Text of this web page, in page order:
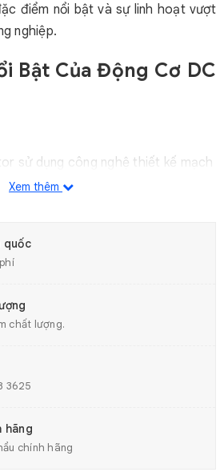
điểm nổi bật và sự linh hoạt vượt
nghiệp.
Bật Của Động Cơ DC
sử dụng công nghệ thiết kế mạch
mô-men xoắn, đảm bảo sức
được nâng tầm nhờ vào việc sử
khẩu cao cấp, đảm bảo độ ổn
thời gian dài mà không gặp phải sự
Xem thêm
quốc
chất lượng.
3625
hãng
chính hãng